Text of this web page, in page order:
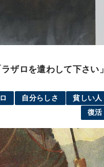
ザロを遣わして下さい」
自分らしさ
貧しい人
復活